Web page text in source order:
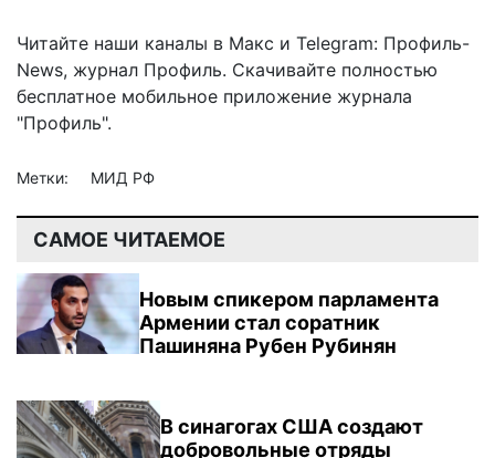
Читайте наши каналы в Макс и Telegram: Профиль-
News, журнал Профиль. Скачивайте полностью
бесплатное мобильное приложение журнала
"Профиль".
Метки: МИД РФ
САМОЕ ЧИТАЕМОЕ
Новым спикером парламента
Армении стал соратник
Пашиняна Рубен Рубинян
В синагогах США создают
добровольные отряды